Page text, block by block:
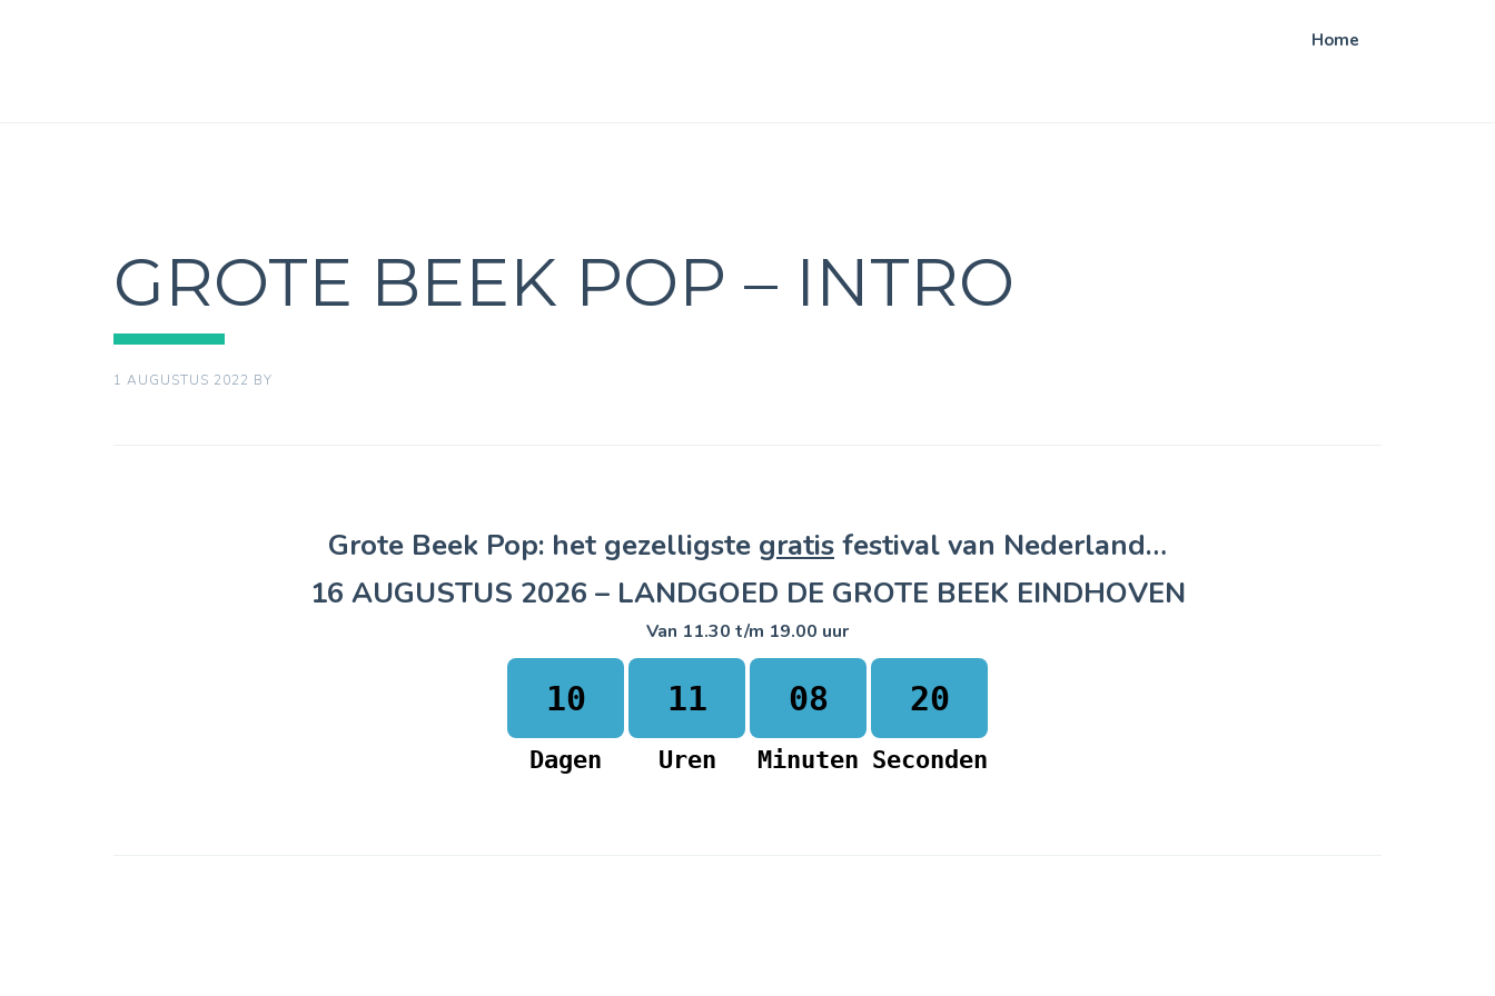
Home
GROTE BEEK POP – INTRO
1 AUGUSTUS 2022 BY
Grote Beek Pop: het gezelligste gratis festival van Nederland…
16 AUGUSTUS 2026 – LANDGOED DE GROTE BEEK EINDHOVEN
Van 11.30 t/m 19.00 uur
10
Dagen
11
Uren
08
Minuten
19
Seconden